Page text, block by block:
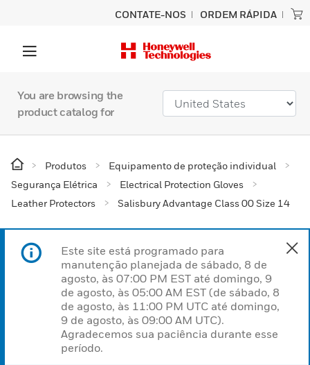
CONTATE-NOS ORDEM RÁPIDA
You are browsing the
product catalog for
Produtos
Equipamento de proteção individual
Segurança Elétrica
Electrical Protection Gloves
Leather Protectors
Salisbury Advantage Class 00 Size 14
Este site está programado para
manutenção planejada de sábado, 8 de
agosto, às 07:00 PM EST até domingo, 9
de agosto, às 05:00 AM EST (de sábado, 8
de agosto, às 11:00 PM UTC até domingo,
9 de agosto, às 09:00 AM UTC).
Agradecemos sua paciência durante esse
período.